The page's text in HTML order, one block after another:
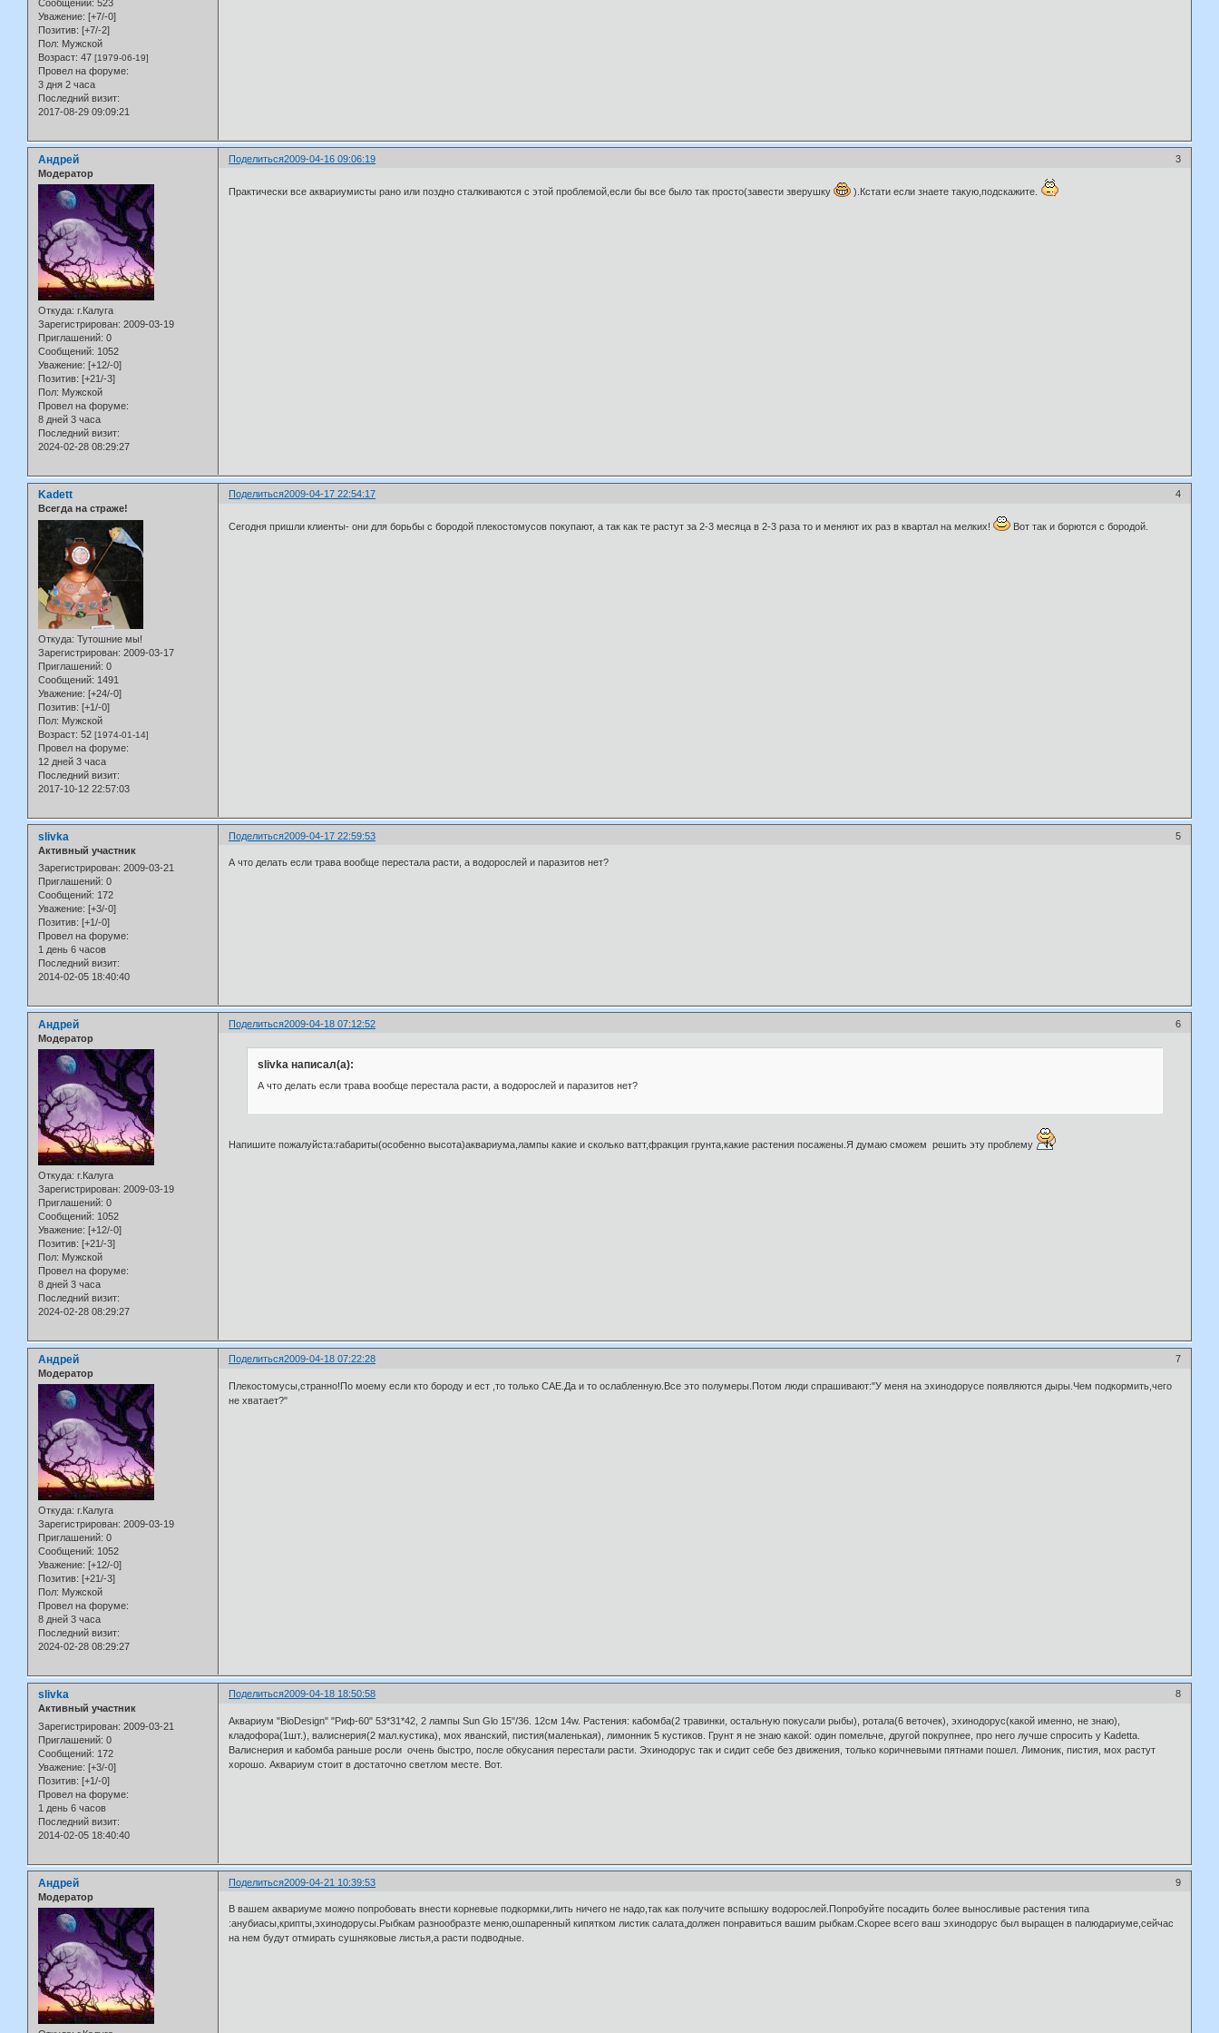
Сообщений: 523
Уважение: [+7/-0]
Позитив: [+7/-2]
Пол: Мужской
Возраст: 47 [1979-06-19]
Провел на форуме:
3 дня 2 часа
Последний визит:
2017-08-29 09:09:21
Поделиться 3
2009-04-16 09:06:19
Андрей
Модератор
Откуда: г.Калуга
Зарегистрирован: 2009-03-19
Приглашений: 0
Сообщений: 1052
Уважение: [+12/-0]
Позитив: [+21/-3]
Пол: Мужской
Провел на форуме:
8 дней 3 часа
Последний визит:
2024-02-28 08:29:27
Практически все аквариумисты рано или поздно сталкиваются с этой проблемой,если бы все было так просто(завести зверушку ).Кстати если знаете такую,подскажите.
Поделиться 4
2009-04-17 22:54:17
Kadett
Всегда на страже!
Откуда: Тутошние мы!
Зарегистрирован: 2009-03-17
Приглашений: 0
Сообщений: 1491
Уважение: [+24/-0]
Позитив: [+1/-0]
Пол: Мужской
Возраст: 52 [1974-01-14]
Провел на форуме:
12 дней 3 часа
Последний визит:
2017-10-12 22:57:03
Сегодня пришли клиенты- они для борьбы с бородой плекостомусов покупают, а так как те растут за 2-3 месяца в 2-3 раза то и меняют их раз в квартал на мелких! Вот так и борются с бородой.
Поделиться 5
2009-04-17 22:59:53
slivka
Активный участник
Зарегистрирован: 2009-03-21
Приглашений: 0
Сообщений: 172
Уважение: [+3/-0]
Позитив: [+1/-0]
Провел на форуме:
1 день 6 часов
Последний визит:
2014-02-05 18:40:40
А что делать если трава вообще перестала расти, а водорослей и паразитов нет?
Поделиться 6
2009-04-18 07:12:52
Андрей
Модератор
Откуда: г.Калуга
Зарегистрирован: 2009-03-19
Приглашений: 0
Сообщений: 1052
Уважение: [+12/-0]
Позитив: [+21/-3]
Пол: Мужской
Провел на форуме:
8 дней 3 часа
Последний визит:
2024-02-28 08:29:27
slivka написал(а):
А что делать если трава вообще перестала расти, а водорослей и паразитов нет?
Напишите пожалуйста:габариты(особенно высота)аквариума,лампы какие и сколько ватт,фракция грунта,какие растения посажены.Я думаю сможем решить эту проблему
Поделиться 7
2009-04-18 07:22:28
Андрей
Модератор
Откуда: г.Калуга
Зарегистрирован: 2009-03-19
Приглашений: 0
Сообщений: 1052
Уважение: [+12/-0]
Позитив: [+21/-3]
Пол: Мужской
Провел на форуме:
8 дней 3 часа
Последний визит:
2024-02-28 08:29:27
Плекостомусы,странно!По моему если кто бороду и ест ,то только САЕ.Да и то ослабленную.Все это полумеры.Потом люди спрашивают:"У меня на эхинодорусе появляются дыры.Чем подкормить,чего
не хватает?"
Поделиться 8
2009-04-18 18:50:58
slivka
Активный участник
Зарегистрирован: 2009-03-21
Приглашений: 0
Сообщений: 172
Уважение: [+3/-0]
Позитив: [+1/-0]
Провел на форуме:
1 день 6 часов
Последний визит:
2014-02-05 18:40:40
Аквариум "BioDesign" "Риф-60" 53*31*42, 2 лампы Sun Glo 15"/36. 12см 14w. Растения: кабомба(2 травинки, остальную покусали рыбы), ротала(6 веточек), эхинодорус(какой именно, не знаю),
кладофора(1шт.), валиснерия(2 мал.кустика), мох яванский, пистия(маленькая), лимонник 5 кустиков. Грунт я не знаю какой: один помельче, другой покрупнее, про него лучше спросить у Kadetta.
Валиснерия и кабомба раньше росли очень быстро, после обкусания перестали расти. Эхинодорус так и сидит себе без движения, только коричневыми пятнами пошел. Лимоник, пистия, мох растут
хорошо. Аквариум стоит в достаточно светлом месте. Вот.
Поделиться 9
2009-04-21 10:39:53
Андрей
Модератор
В вашем аквариуме можно попробовать внести корневые подкормки,лить ничего не надо,так как получите вспышку водорослей.Попробуйте посадить более выносливые растения типа
:анубиасы,крипты,эхинодорусы.Рыбкам разнообразте меню,ошпаренный кипятком листик салата,должен понравиться вашим рыбкам.Скорее всего ваш эхинодорус был выращен в палюдариуме,сейчас
на нем будут отмирать сушняковые листья,а расти подводные.